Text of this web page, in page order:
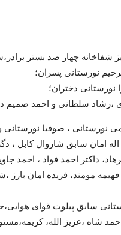
شفاخانه چهار صد بستر
نورستانی پسران؛
نورستانی دختران؛
،رشاد سلطانی و احمد صمیم
نورستانی ، صوفیا
امان سابق شاروال کابل ،
داکتر احمد فواد ، احمد
مومند، فریده امان بارز
سابق پیلوت قوای
،عزیز الله،